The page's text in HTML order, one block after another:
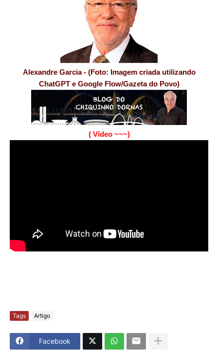
Alexandre Garcia - (Foto: Imagem criada utilizando
ChatGPT e Google Flow/Gazeta do Povo)
( Vídeo ~~~)
Tags Artigo
Facebook